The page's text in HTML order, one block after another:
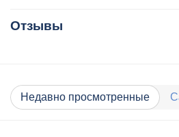
Отзывы
Недавно просмотренные